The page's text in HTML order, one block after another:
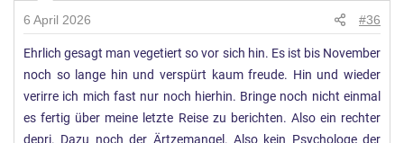
n
g
e
n
:
6 April 2026 #36
Ehrlich gesagt man vegetiert so vor sich hin. Es ist bis November
noch so lange hin und verspürt kaum freude. Hin und wieder
verirre ich mich fast nur noch hierhin. Bringe noch nicht einmal
es fertig über meine letzte Reise zu berichten. Also ein rechter